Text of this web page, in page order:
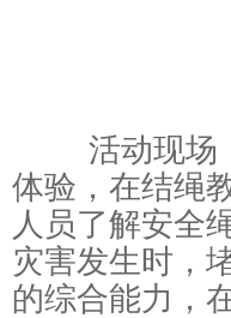
活动现场，
体验，在结绳
人员了解安全
灾害发生时，
的综合能力，